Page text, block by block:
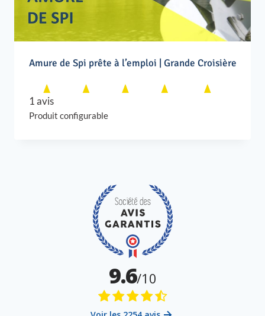
Amure de Spi prête à l’emploi | Grande Croisière
1 avis
Produit configurable